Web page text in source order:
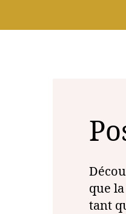
que
tant